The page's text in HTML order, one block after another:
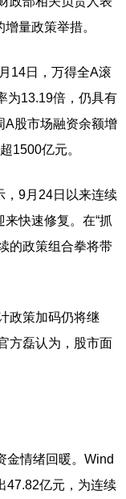
量政策举措。
14日，万得全A滚
为13.19倍，仍具有
A股市场融资余额增
1500亿元。
9月24日以来连续
快速修复。在“抓
的政策组合拳将带
政策加码仍将继
方磊认为，股市面
情绪回暖。Wind
47.82亿元，为连续